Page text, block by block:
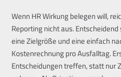
Wenn HR Wirkung belegen will,
Reporting nicht aus.
eine Zielgröße und eine einfach
Kostenrechnung pro Ausfalltag.
Entscheidungen treffen, statt nur